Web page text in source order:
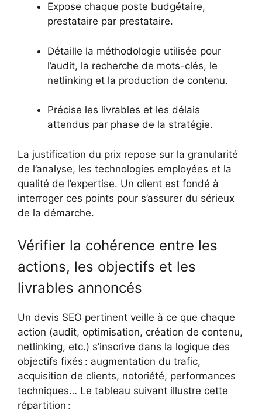
Expose chaque poste budgétaire,
prestataire par prestataire.
Détaille la méthodologie utilisée pour
l’audit, la recherche de mots-clés, le
netlinking et la production de contenu.
Précise les livrables et les délais
attendus par phase de la stratégie.
La justification du prix repose sur la granularité
de l’analyse, les technologies employées et la
qualité de l’expertise. Un client est fondé à
interroger ces points pour s’assurer du sérieux
de la démarche.
Vérifier la cohérence entre les
actions, les objectifs et les
livrables annoncés
Un devis SEO pertinent veille à ce que chaque
action (audit, optimisation, création de contenu,
netlinking, etc.) s’inscrive dans la logique des
objectifs fixés : augmentation du trafic,
acquisition de clients, notoriété, performances
techniques… Le tableau suivant illustre cette
répartition :